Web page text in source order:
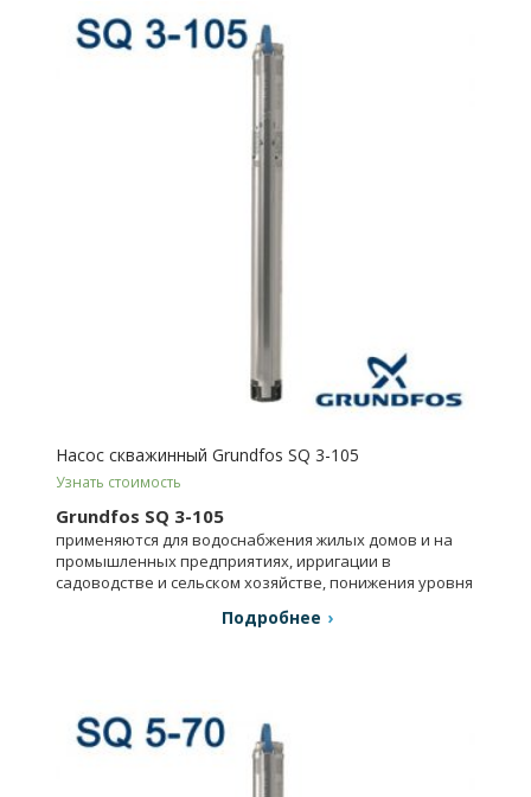
Насос скважинный Grundfos SQ 3-105
Узнать стоимость
Grundfos SQ 3-105
применяются для водоснабжения жилых домов и на
промышленных предприятиях, ирригации в
садоводстве и сельском хозяйстве, понижения уровня
Подробнее